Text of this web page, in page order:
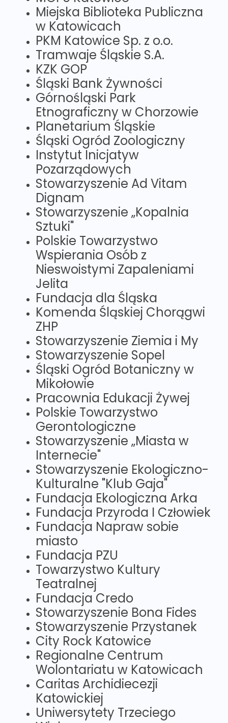
Miejska Biblioteka Publiczna
w Katowicach
PKM Katowice Sp. z o.o.
Tramwaje Śląskie S.A.
KZK GOP
Śląski Bank Żywności
Górnośląski Park
Etnograficzny w Chorzowie
Planetarium Śląskie
Śląski Ogród Zoologiczny
Instytut Inicjatyw
Pozarządowych
Stowarzyszenie Ad Vitam
Dignam
Stowarzyszenie „Kopalnia
Sztuki"
Polskie Towarzystwo
Wspierania Osób z
Nieswoistymi Zapaleniami
Jelita
Fundacja dla Śląska
Komenda Śląskiej Chorągwi
ZHP
Stowarzyszenie Ziemia i My
Stowarzyszenie Sopel
Śląski Ogród Botaniczny w
Mikołowie
Pracownia Edukacji Żywej
Polskie Towarzystwo
Gerontologiczne
Stowarzyszenie „Miasta w
Internecie"
Stowarzyszenie Ekologiczno-
Kulturalne "Klub Gaja"
Fundacja Ekologiczna Arka
Fundacja Przyroda I Człowiek
Fundacja Napraw sobie
miasto
Fundacja PZU
Towarzystwo Kultury
Teatralnej
Fundacja Credo
Stowarzyszenie Bona Fides
Stowarzyszenie Przystanek
City Rock Katowice
Regionalne Centrum
Wolontariatu w Katowicach
Caritas Archidiecezji
Katowickiej
Uniwersytety Trzeciego